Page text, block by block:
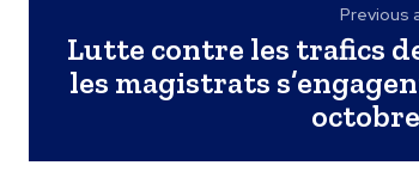
Previous
Lutte contre les trafics
les magistrats